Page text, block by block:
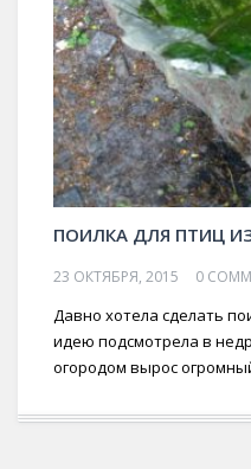
ПОИЛКА ДЛЯ ПТИЦ
23 ОКТЯБРЯ, 2015 0
Давно хотела сделать
идею подсмотрела в
огородом вырос